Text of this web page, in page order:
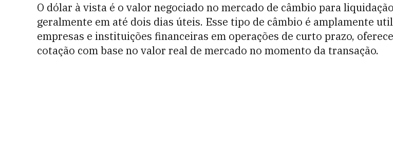
O dólar à vista é o valor negociado no mercado de câmbio para
geralmente em até dois dias úteis. Esse tipo de câmbio é amplamente
empresas e instituições financeiras em operações de curto prazo,
cotação com base no valor real de mercado no momento da transação.